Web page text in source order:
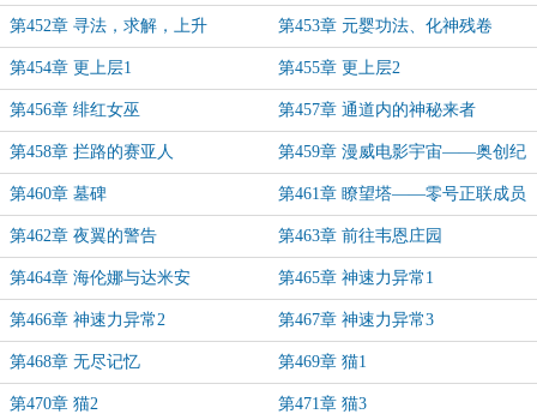
第452章 寻法，求解，上升 第453章 元婴功法、化神残卷
第454章 更上层1 第455章 更上层2
第456章 绯红女巫 第457章 通道内的神秘来者
第458章 拦路的赛亚人 第459章 漫威电影宇宙——奥创纪
元
第460章 墓碑 第461章 瞭望塔——零号正联成员
回归
第462章 夜翼的警告 第463章 前往韦恩庄园
第464章 海伦娜与达米安 第465章 神速力异常1
第466章 神速力异常2 第467章 神速力异常3
第468章 无尽记忆 第469章 猫1
第470章 猫2 第471章 猫3